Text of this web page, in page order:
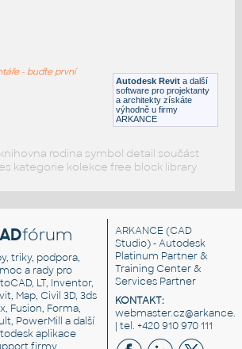
Autodesk Revit a další
software pro projektanty
a architekty získáte
výhodně u firmy
ARKANCE
- buďte první
rodina symbol detail součást
kategorie kolekce free block library
fórum
triky, podpora,
a rady pro
LT, Inventor,
Map, Civil 3D, 3ds
Fusion, Forma,
PowerMill a další
aplikace
ARKANCE (CAD
Studio) - Autodesk
Platinum Partner &
Training Center &
Services Partner
KONTAKT:
| tel. +420 910 970 111